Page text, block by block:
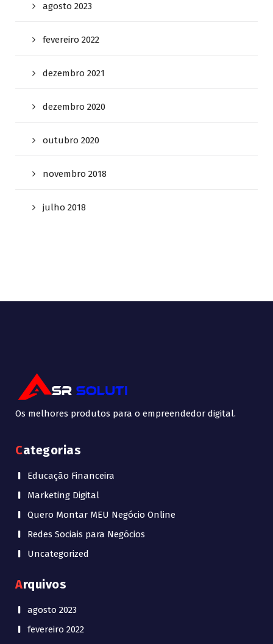
agosto 2023
fevereiro 2022
dezembro 2021
dezembro 2020
outubro 2020
novembro 2018
julho 2018
Os melhores produtos para o empreendedor digital.
Categorias
Educação Financeira
Marketing Digital
Quero Montar MEU Negócio Online
Redes Sociais para Negócios
Uncategorized
Arquivos
agosto 2023
fevereiro 2022